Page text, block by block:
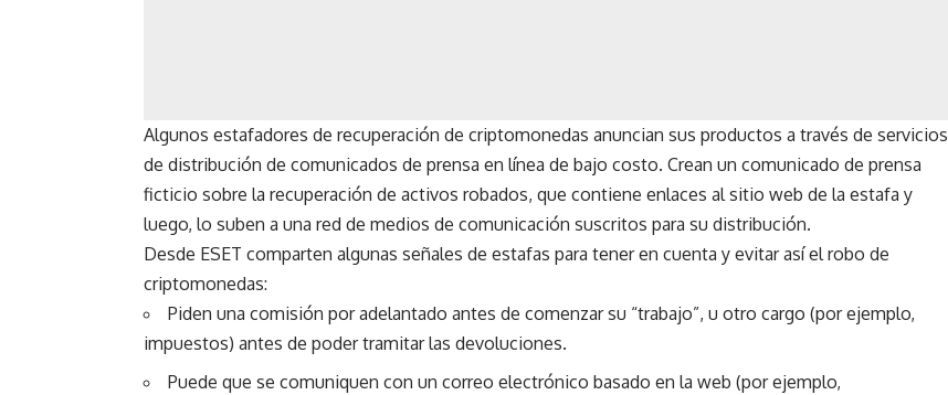
Algunos estafadores de recuperación de criptomonedas anuncian sus productos a través de servicios
de distribución de comunicados de prensa en línea de bajo costo. Crean un comunicado de prensa
ficticio sobre la recuperación de activos robados, que contiene enlaces al sitio web de la estafa y
luego, lo suben a una red de medios de comunicación suscritos para su distribución.
Desde ESET comparten algunas señales de estafas para tener en cuenta y evitar así el robo de
criptomonedas:
Piden una comisión por adelantado antes de comenzar su “trabajo”, u otro cargo (por ejemplo,
impuestos) antes de poder tramitar las devoluciones.
Puede que se comuniquen con un correo electrónico basado en la web (por ejemplo,